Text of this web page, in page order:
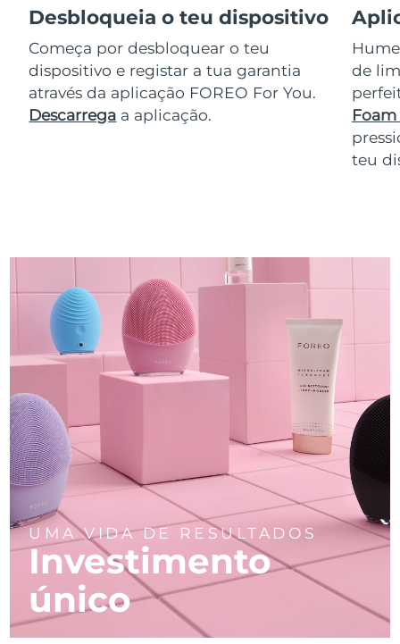
Desbloqueia o teu dispositivo
Começa por desbloquear o teu
dispositivo e registar a tua garantia
através da aplicação FOREO For You.
Descarrega a aplicação.
de
Foam
teu
UMA VIDA DE RESULTADOS
Investimento
único